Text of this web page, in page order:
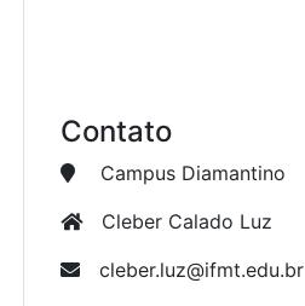
Contato
Campus Diamantino
Cleber Calado Luz
cleber.luz@ifmt.edu.br